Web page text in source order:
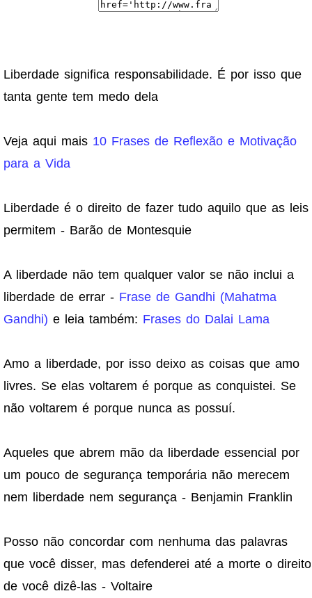
Liberdade significa responsabilidade. É por isso que
tanta gente tem medo dela
Veja aqui mais 10 Frases de Reflexão e Motivação
para a Vida
Liberdade é o direito de fazer tudo aquilo que as leis
permitem - Barão de Montesquie
A liberdade não tem qualquer valor se não inclui a
liberdade de errar - Frase de Gandhi (Mahatma
Gandhi) e leia também: Frases do Dalai Lama
Amo a liberdade, por isso deixo as coisas que amo
livres. Se elas voltarem é porque as conquistei. Se
não voltarem é porque nunca as possuí.
Aqueles que abrem mão da liberdade essencial por
um pouco de segurança temporária não merecem
nem liberdade nem segurança - Benjamin Franklin
Posso não concordar com nenhuma das palavras
que você disser, mas defenderei até a morte o direito
de você dizê-las - Voltaire